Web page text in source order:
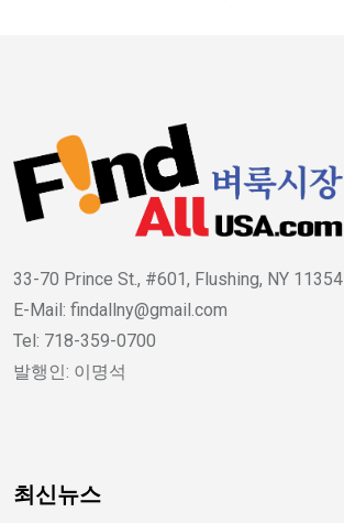
33-70 Prince St., #601, Flushing, NY 11354
E-Mail: findallny@gmail.com
Tel: 718-359-0700
발행인: 이명석
최신뉴스